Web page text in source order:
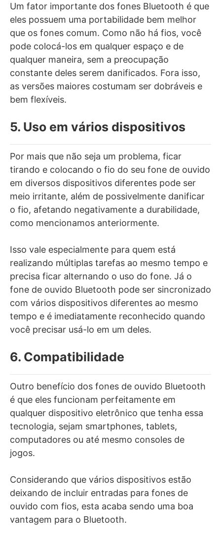
Um fator importante dos fones Bluetooth é que
eles possuem uma portabilidade bem melhor
que os fones comum. Como não há fios, você
pode colocá-los em qualquer espaço e de
qualquer maneira, sem a preocupação
constante deles serem danificados. Fora isso,
as versões maiores costumam ser dobráveis e
bem flexíveis.
5. Uso em vários dispositivos
Por mais que não seja um problema, ficar
tirando e colocando o fio do seu fone de ouvido
em diversos dispositivos diferentes pode ser
meio irritante, além de possivelmente danificar
o fio, afetando negativamente a durabilidade,
como mencionamos anteriormente.
Isso vale especialmente para quem está
realizando múltiplas tarefas ao mesmo tempo e
precisa ficar alternando o uso do fone. Já o
fone de ouvido Bluetooth pode ser sincronizado
com vários dispositivos diferentes ao mesmo
tempo e é imediatamente reconhecido quando
você precisar usá-lo em um deles.
6. Compatibilidade
Outro benefício dos fones de ouvido Bluetooth
é que eles funcionam perfeitamente em
qualquer dispositivo eletrônico que tenha essa
tecnologia, sejam smartphones, tablets,
computadores ou até mesmo consoles de
jogos.
Considerando que vários dispositivos estão
deixando de incluir entradas para fones de
ouvido com fios, esta acaba sendo uma boa
vantagem para o Bluetooth.